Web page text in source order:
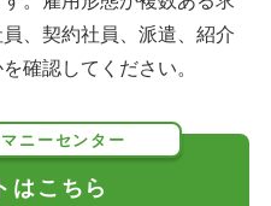
、契約社員、派遣、紹介
確認してください。
ニーセンター
はこちら